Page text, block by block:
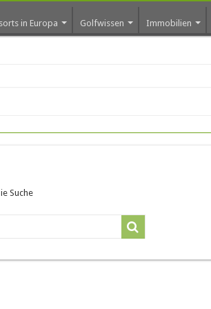
in Europa Golfwissen Immobilien
Suche